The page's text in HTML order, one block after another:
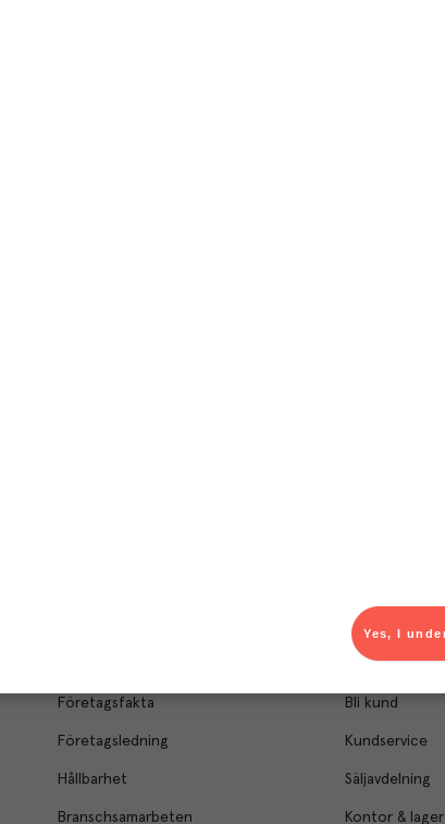
kampanjer. Du som är Menigo-
Företagsfakta
Företagsledning
Hållbarhet
Branschsamarbeten
Kontakt &
Bli kund
Kundservice
Säljavdelning
Kontor & lager
Yes, I